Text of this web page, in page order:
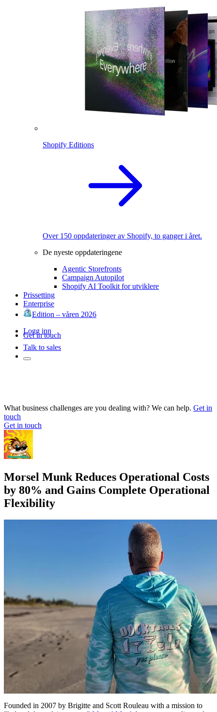
Shopify Editions
Over 150 oppdateringer av Shopify, to ganger i året.
De nyeste oppdateringene
Agentic Storefronts
Campaign Autopilot
Shopify AI Toolkit for utviklere
Prissetting
Enterprise
Edition – våren 2026
Logg inn
Get in touch
Talk to sales
What business challenges are you dealing with? We can help. Get in
touch
Get in touch
Morsel Munk Reduces Operational Costs
by 80% and Gains Complete Operational
Flexibility
Founded in 2007 by Brigitte and Scott Rouleau with a mission to